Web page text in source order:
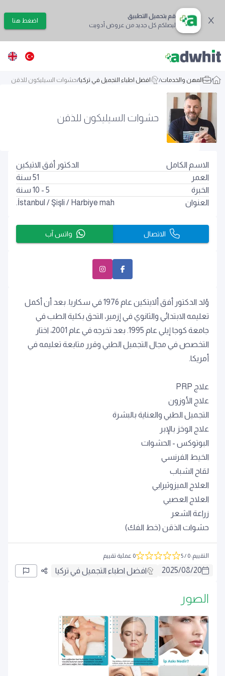
قم بتحميل التطبيق
ليصلكم كل جديد من عروض أدويت
اضغط هنا
/ المهن والخدمات/ افضل اطباء التجميل في تركيا/حشوات السيليكون للذقن
حشوات السيليكون للذقن
وُلد الدكتور أفق ألايتكين عام 1976 في سكاريا. بعد أن أكمل
تعليمه الابتدائي والثانوي في إزمير، التحق بكلية الطب في
جامعة كوجا إيلي عام 1995. بعد تخرجه في عام 2001، اختار
التخصص في مجال التجميل الطبي وقرر متابعة تعليمه في
أمريكا.
علاج PRP
علاج الأوزون
التجميل الطبي والعناية بالبشرة
علاج الوخز بالإبر
البوتوكس - الحشوات
الخيط الفرنسي
لقاح الشباب
العلاج الميزوثيرابي
العلاج العصبي
زراعة الشعر
حشوات الذقن (خط الفك)
التقييم:
0
/ 5 0 عملية تقييم
2025/08/20 افضل اطباء التجميل في تركيا
الصور
الاسم الكامل
الدكتور أفق الاتيكين
العمر
51 سنة
الخبرة
5 - 10 سنة
العنوان
İstanbul /Şişli / Harbiye mah.
الاتصال واتس آب